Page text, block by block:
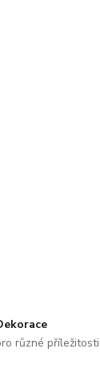
různé příležitosti